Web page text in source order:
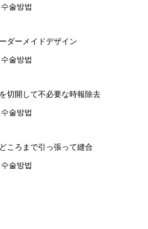
ダーメイドデザイン
切開して不必要な時報除去
ころまで引っ張って縫合